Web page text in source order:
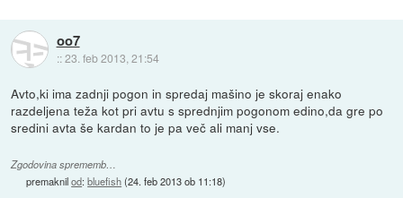
oo7
::23. feb 2013, 21:54
Avto,ki ima zadnji pogon in spredaj mašino je skoraj enako
razdeljena teža kot pri avtu s sprednjim pogonom edino,da gre po
sredini avta še kardan to je pa več ali manj vse.
Zgodovina sprememb…
premaknilod:bluefish(24. feb 2013 ob 11:18)